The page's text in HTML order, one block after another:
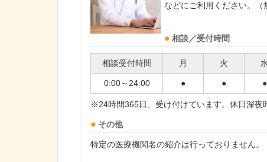
などにご利用ください。（
相談／受付時間
相談受付時間 月 火
0:00～24:00 ● ● ●
※24時間365日、受け付けています。休日深夜
その他
特定の医療機関名の紹介は行っておりません。